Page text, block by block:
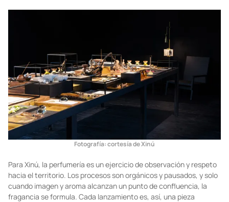
Fotografía: cortesía de Xinú
Para Xinú, la perfumería es un ejercicio de observación y respeto
hacia el territorio. Los procesos son orgánicos y pausados, y solo
cuando imagen y aroma alcanzan un punto de confluencia, la
fragancia se formula. Cada lanzamiento es, así, una pieza